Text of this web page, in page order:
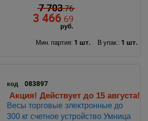
7 703.76
3 466.69
руб.
Мин. партия: 1 шт. В упак.: 1 шт.
код
083897
Акция! Действует до 15 августа!
Весы торговые электронные до
300 кг счетное устройство Умница